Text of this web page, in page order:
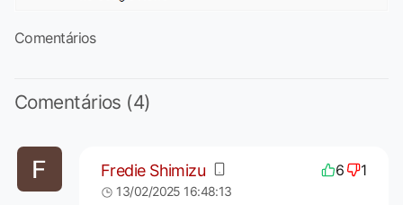
Comentários
Comentários (4)
Fredie Shimizu 6 1
13/02/2025 16:48:13